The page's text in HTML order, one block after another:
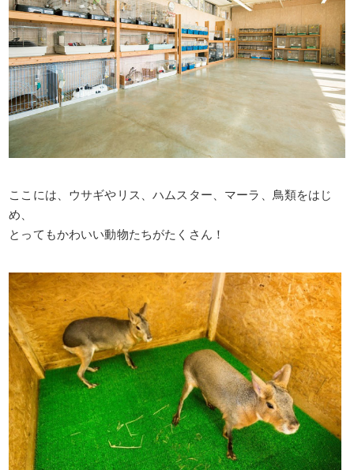
ここには、ウサギやリス、ハムスター、マーラ、鳥類をはじ
め、
とってもかわいい動物たちがたくさん！